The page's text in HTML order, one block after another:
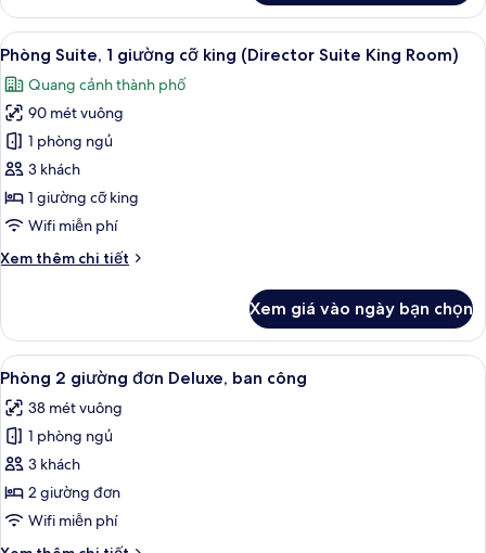
Deluxe
Suite
King
Xem
tất
cả
ảnh
Phòng
Suite,
1
giường
king
King
Room)
Phòng Suite, 1 giường cỡ king
5
Phòng Suite, 1 giường cỡ king (Director Suite King Room)
Quang cảnh thành phố
90 mét vuông
1 phòng ngủ
3 khách
1 giường cỡ king
Wifi miễn phí
Xem thêm chi tiết
Chi
Phòng
Suite,
1
giường
cỡ
king
Suite
King
Room)
Xem giá vào ngày bạn chọn
Xem
tất
cả
ảnh
Phòng
2
giường
Phòng 2 giường đơn Deluxe, ban
6
Phòng 2 giường đơn Deluxe, ban công
38 mét vuông
1 phòng ngủ
3 khách
2 giường đơn
Wifi miễn phí